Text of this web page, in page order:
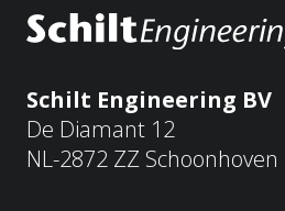
Schilt Engineering BV
De Diamant 12
NL-2872 ZZ Schoonhoven